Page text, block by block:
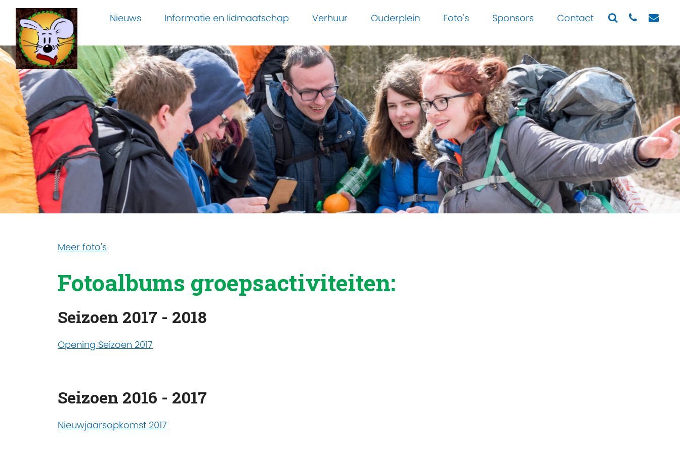
Nieuws Informatie en lidmaatschap Verhuur Ouderplein Foto's Sponsors Contact
Meer foto's
Fotoalbums groepsactiviteiten:
Seizoen 2017 - 2018
Opening Seizoen 2017
Seizoen 2016 - 2017
Nieuwjaarsopkomst 2017